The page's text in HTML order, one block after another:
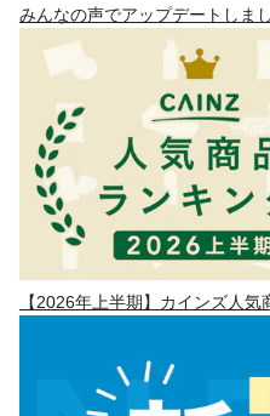
みんなの声でアップデートしま
【2026年上半期】カインズ人気